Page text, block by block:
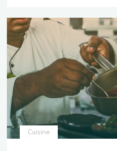
vêtement
de
travail
?"
Cuisine